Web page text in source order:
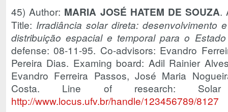
45) Author: MARIA JOSÉ HATEM DE SOUZA.
Title: Irradiância solar direta: desenvolvimento
distribuição espacial e temporal para o
defense: 08-11-95. Co-advisors: Evandro
Pereira Dias. Examing board: Adil Rainier
Evandro Ferreira Passos, José Maria
Costa. Line of research:
http://www.locus.ufv.br/handle/123456789/8127